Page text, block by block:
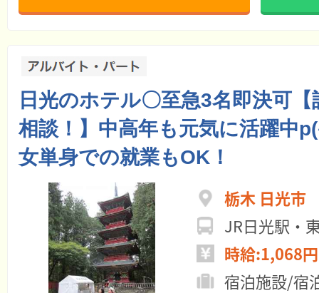
日光のホテル〇至急3名即決可
相談！】中高年も元気に活躍中
女単身での就業もOK！
栃木 日光市
JR日光駅・
時給:1,068
宿泊施設/宿